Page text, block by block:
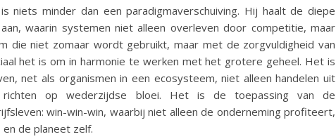
niets minder dan een paradigmaverschuiving. Hij haalt de diepe
waarin systemen niet alleen overleven door competitie, maar
die niet zomaar wordt gebruikt, maar met de zorgvuldigheid van
het is om in harmonie te werken met het grotere geheel. Het is
net als organismen in een ecosysteem, niet alleen handelen uit
richten op wederzijdse bloei. Het is de toepassing van de
win-win-win, waarbij niet alleen de onderneming profiteert,
de planeet zelf.